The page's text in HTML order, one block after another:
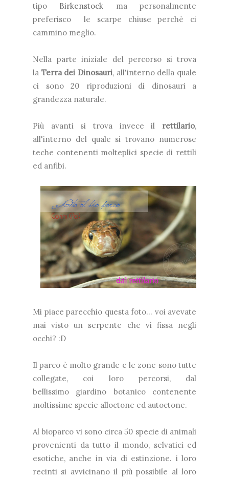
tipo Birkenstock ma personalmente
preferisco le scarpe chiuse perchè ci
cammino meglio.
Nella parte iniziale del percorso si trova
la Terra dei Dinosauri, all'interno della quale
ci sono 20 riproduzioni di dinosauri a
grandezza naturale.
Più avanti si trova invece il rettilario,
all'interno del quale si trovano numerose
teche contenenti molteplici specie di rettili
ed anfibi.
Mi piace parecchio questa foto... voi avevate
mai visto un serpente che vi fissa negli
occhi? :D
Il parco è molto grande e le zone sono tutte
collegate, coi loro percorsi, dal
bellissimo giardino botanico contenente
moltissime specie alloctone ed autoctone.
Al bioparco vi sono circa 50 specie di animali
provenienti da tutto il mondo, selvatici ed
esotiche, anche in via di estinzione. i loro
recinti si avvicinano il più possibile al loro